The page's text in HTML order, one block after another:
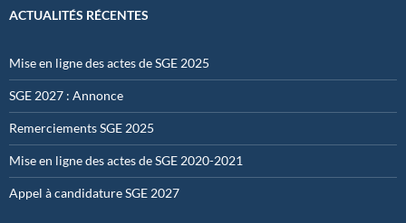
ACTUALITÉS RÉCENTES
Mise en ligne des actes de SGE 2025
SGE 2027 : Annonce
Remerciements SGE 2025
Mise en ligne des actes de SGE 2020-2021
Appel à candidature SGE 2027